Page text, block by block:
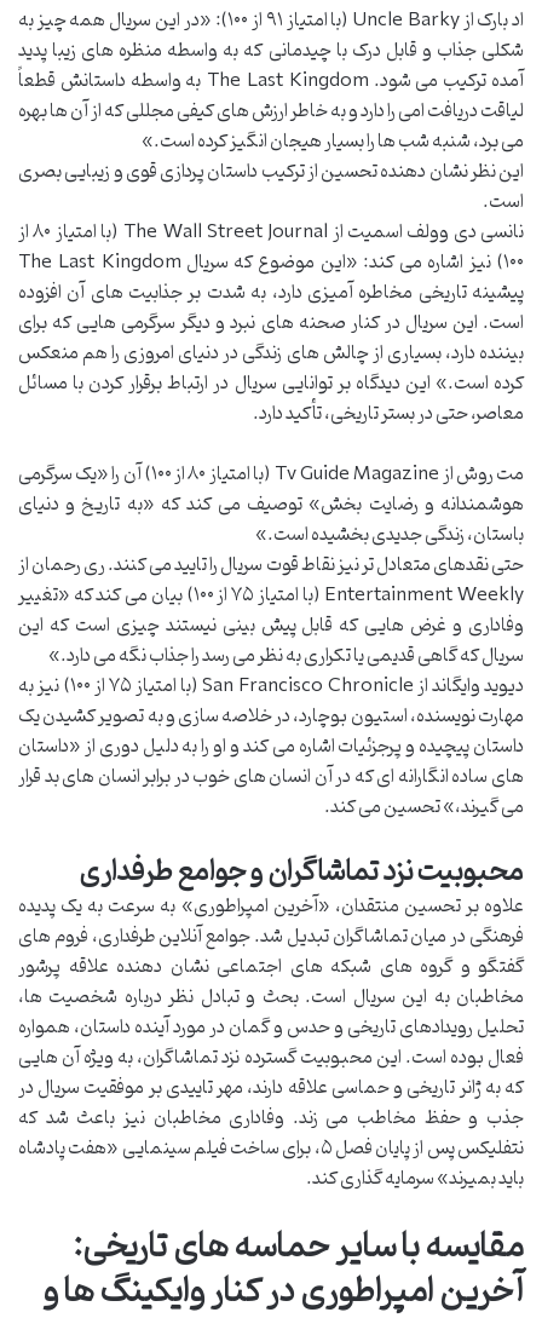
اد بارک از Uncle Barky (با امتیاز ۹۱ از ۱۰۰): «در این سریال همه چیز به
شکلی جذاب و قابل درک با چیدمانی که به واسطه منظره های زیبا پدید
آمده ترکیب می شود. The Last Kingdom به واسطه داستانش قطعاً
لیاقت دریافت امی را دارد و به خاطر ارزش های کیفی مجللی که از آن ها بهره
می برد، شنبه شب ها را بسیار هیجان انگیز کرده است.»
این نظر نشان دهنده تحسین از ترکیب داستان پردازی قوی و زیبایی بصری
است.
نانسی دی وولف اسمیت از The Wall Street Journal (با امتیاز ۸۰ از
۱۰۰) نیز اشاره می کند: «این موضوع که سریال The Last Kingdom
پیشینه تاریخی مخاطره آمیزی دارد، به شدت بر جذابیت های آن افزوده
است. این سریال در کنار صحنه های نبرد و دیگر سرگرمی هایی که برای
بیننده دارد، بسیاری از چالش های زندگی در دنیای امروزی را هم منعکس
کرده است.» این دیدگاه بر توانایی سریال در ارتباط برقرار کردن با مسائل
معاصر، حتی در بستر تاریخی، تأکید دارد.
مت روش از Tv Guide Magazine (با امتیاز ۸۰ از ۱۰۰) آن را «یک سرگرمی
هوشمندانه و رضایت بخش» توصیف می کند که «به تاریخ و دنیای
باستان، زندگی جدیدی بخشیده است.»
حتی نقدهای متعادل تر نیز نقاط قوت سریال را تایید می کنند. ری رحمان از
Entertainment Weekly (با امتیاز ۷۵ از ۱۰۰) بیان می کند که «تغییر
وفاداری و غرض هایی که قابل پیش بینی نیستند چیزی است که این
سریال که گاهی قدیمی یا تکراری به نظر می رسد را جذاب نگه می دارد.»
دیوید وایگاند از San Francisco Chronicle (با امتیاز ۷۵ از ۱۰۰) نیز به
مهارت نویسنده، استیون بوچارد، در خلاصه سازی و به تصویر کشیدن یک
داستان پیچیده و پرجزئیات اشاره می کند و او را به دلیل دوری از «داستان
های ساده انگارانه ای که در آن انسان های خوب در برابر انسان های بد قرار
می گیرند،» تحسین می کند.
محبوبیت نزد تماشاگران و جوامع طرفداری
علاوه بر تحسین منتقدان، «آخرین امپراطوری» به سرعت به یک پدیده
فرهنگی در میان تماشاگران تبدیل شد. جوامع آنلاین طرفداری، فروم های
گفتگو و گروه های شبکه های اجتماعی نشان دهنده علاقه پرشور
مخاطبان به این سریال است. بحث و تبادل نظر درباره شخصیت ها،
تحلیل رویدادهای تاریخی و حدس و گمان در مورد آینده داستان، همواره
فعال بوده است. این محبوبیت گسترده نزد تماشاگران، به ویژه آن هایی
که به ژانر تاریخی و حماسی علاقه دارند، مهر تاییدی بر موفقیت سریال در
جذب و حفظ مخاطب می زند. وفاداری مخاطبان نیز باعث شد که
نتفلیکس پس از پایان فصل ۵، برای ساخت فیلم سینمایی «هفت پادشاه
باید بمیرند» سرمایه گذاری کند.
مقایسه با سایر حماسه های تاریخی:
آخرین امپراطوری در کنار وایکینگ ها و